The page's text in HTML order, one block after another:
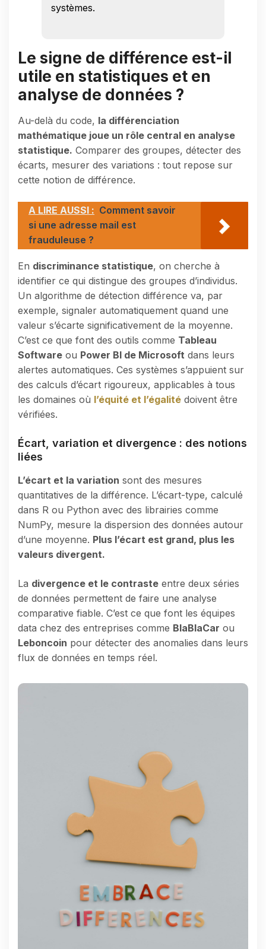
systèmes.
Le signe de différence est-il
utile en statistiques et en
analyse de données ?
Au-delà du code, la différenciation
mathématique joue un rôle central en analyse
statistique. Comparer des groupes, détecter des
écarts, mesurer des variations : tout repose sur
cette notion de différence.
A LIRE AUSSI : Comment savoir
si une adresse mail est
frauduleuse ?
En discriminance statistique, on cherche à
identifier ce qui distingue des groupes d’individus.
Un algorithme de détection différence va, par
exemple, signaler automatiquement quand une
valeur s’écarte significativement de la moyenne.
C’est ce que font des outils comme Tableau
Software ou Power BI de Microsoft dans leurs
alertes automatiques. Ces systèmes s’appuient sur
des calculs d’écart rigoureux, applicables à tous
les domaines où l’équité et l’égalité doivent être
vérifiées.
Écart, variation et divergence : des notions
liées
L’écart et la variation sont des mesures
quantitatives de la différence. L’écart-type, calculé
dans R ou Python avec des librairies comme
NumPy, mesure la dispersion des données autour
d’une moyenne. Plus l’écart est grand, plus les
valeurs divergent.
La divergence et le contraste entre deux séries
de données permettent de faire une analyse
comparative fiable. C’est ce que font les équipes
data chez des entreprises comme BlaBlaCar ou
Leboncoin pour détecter des anomalies dans leurs
flux de données en temps réel.